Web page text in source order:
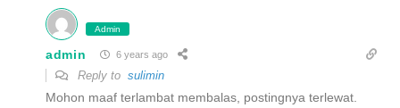
Admin
admin 6 years ago
Reply to sulimin
Mohon maaf terlambat membalas, postingnya terlewat.